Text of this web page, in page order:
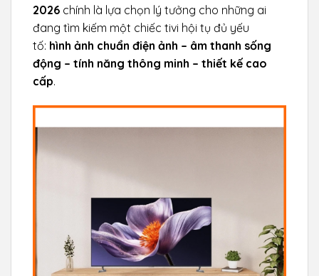
2026 chính là lựa chọn lý tưởng cho những ai
đang tìm kiếm một chiếc tivi hội tụ đủ yếu
tố: hình ảnh chuẩn điện ảnh – âm thanh sống
động – tính năng thông minh – thiết kế cao
cấp.